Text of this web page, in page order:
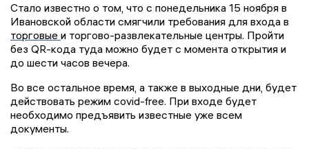
Стало известно о том, что с понедельника 15 ноября в
Ивановской области смягчили требования для входа в
торговые и торгово-развлекательные центры. Пройти
без QR-кода туда можно будет с момента открытия и
до шести часов вечера.
Во все остальное время, а также в выходные дни, будет
действовать режим covid-free. При входе будет
необходимо предъявить известные уже всем
документы.